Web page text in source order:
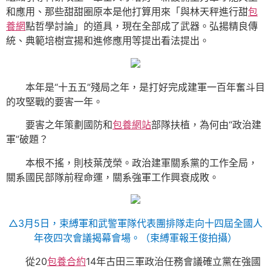
和應用、那些甜甜圈原本是他打算用來「與林天秤進行甜包
養網點哲學討論」的道具，現在全部成了武器。弘揚精良傳
統、典範培樹宣揚和進修應用等提出看法提出。
本年是“十五五”殘局之年，是打好完成建軍一百年奮斗目
的攻堅戰的要害一年。
要害之年策劃國防和包養網站部隊扶植，為何由“政治建
軍”破題？
本根不搖，則枝葉茂榮。政治建軍關系黨的工作全局，
關系國民部隊前程命運，關系強軍工作興衰成敗。
△3月5日，束縛軍和武警軍隊代表團排隊走向十四屆全國人
年夜四次會議揭幕會場。（束縛軍報王俊拍攝）
從20包養合約14年古田三軍政治任務會議確立黨在強國